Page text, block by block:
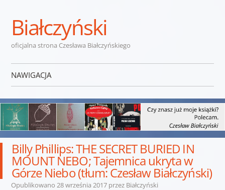
Białczyński
oficjalna strona Czesława Białczyńskiego
NAWIGACJA
Billy Phillips: THE SECRET BURIED IN
MOUNT NEBO; Tajemnica ukryta w
Górze Niebo (tłum: Czesław Białczyński)
Opublikowano 28 września 2017przez Białczyński